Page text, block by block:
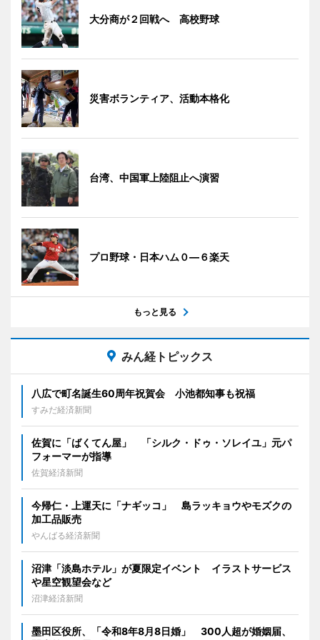
大分商が２回戦へ 高校野球
災害ボランティア、活動本格化
台湾、中国軍上陸阻止へ演習
プロ野球・日本ハム０―６楽天
もっと見る
みん経トピックス
八広で町名誕生60周年祝賀会 小池都知事も祝福
すみだ経済新聞
佐賀に「ばくてん屋」 「シルク・ドゥ・ソレイユ」元パ
フォーマーが指導
佐賀経済新聞
今帰仁・上運天に「ナギッコ」 島ラッキョウやモズクの
加工品販売
やんばる経済新聞
沼津「淡島ホテル」が夏限定イベント イラストサービス
や星空観望会など
沼津経済新聞
墨田区役所、「令和8年8月8日婚」 300人超が婚姻届、